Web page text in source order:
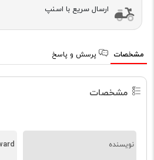
ارسال سریع با اسنپ
مشخصات پرسش و پاسخ
مشخصات
نویسنده